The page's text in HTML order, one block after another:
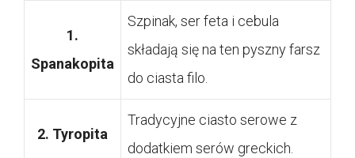
1.
Spanakopita
Szpinak, ser feta i cebula
składają się na ten pyszny farsz
do ciasta filo.
2. Tyropita
Tradycyjne ciasto serowe z
dodatkiem serów greckich.